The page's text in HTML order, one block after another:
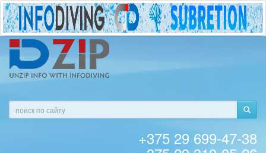
+375 29 699-47-38